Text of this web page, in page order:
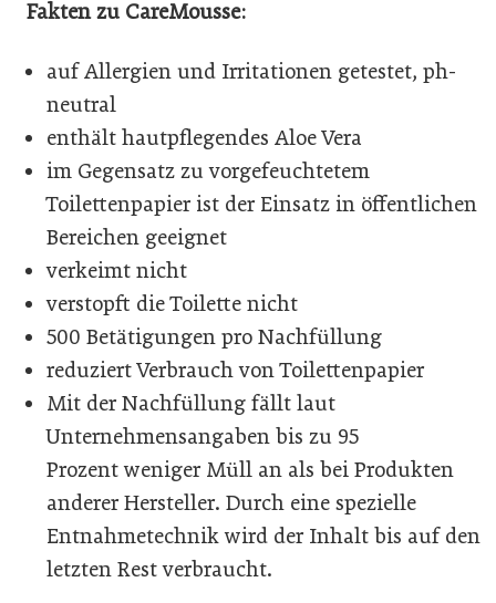
Fakten zu CareMousse:
auf Allergien und Irritationen getestet, ph-
neutral
enthält hautpflegendes Aloe Vera
im Gegensatz zu vorgefeuchtetem
Toilettenpapier ist der Einsatz in öffentlichen
Bereichen geeignet
verkeimt nicht
verstopft die Toilette nicht
500 Betätigungen pro Nachfüllung
reduziert Verbrauch von Toilettenpapier
Mit der Nachfüllung fällt laut
Unternehmensangaben bis zu 95
Prozent weniger Müll an als bei Produkten
anderer Hersteller. Durch eine spezielle
Entnahmetechnik wird der Inhalt bis auf den
letzten Rest verbraucht.